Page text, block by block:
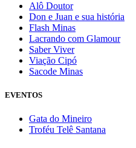
Alô Doutor
Don e Juan e sua história
Flash Minas
Lacrando com Glamour
Saber Viver
Viação Cipó
Sacode Minas
EVENTOS
Gata do Mineiro
Troféu Telê Santana